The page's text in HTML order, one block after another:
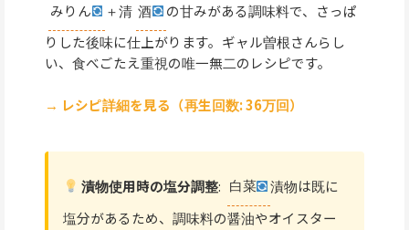
みりん ＋清 酒
の甘みがある調味料で、さっぱ
りした後味に仕上がります。ギャル曽根さんらし
い、食べごたえ重視の唯一無二のレシピです。
→ レシピ詳細を見る（再生回数: 36万回）
漬物使用時の塩分調整: 白菜
漬物は既に
塩分があるため、調味料の醤油やオイスター